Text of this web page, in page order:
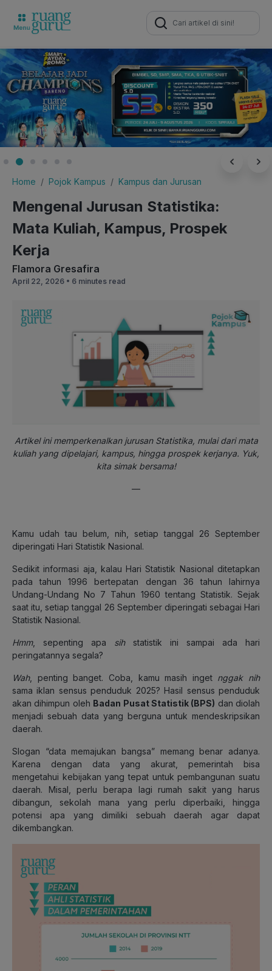
Search
for:
Home Pojok Kampus Kampus dan Jurusan
Mengenal Jurusan Statistika:
Mata Kuliah, Kampus, Prospek
Kerja
Flamora Gresafira
April 22, 2026 • 6 minutes read
Artikel ini memperkenalkan jurusan Statistika, mulai dari mata
kuliah yang dipelajari, kampus, hingga prospek kerjanya. Yuk,
kita simak bersama!
—
Kamu udah tau belum, nih, setiap tanggal 26 September
diperingati Hari Statistik Nasional.
Sedikit informasi aja, kalau Hari Statistik Nasional ditetapkan
pada tahun 1996 bertepatan dengan 36 tahun lahirnya
Undang-Undang No 7 Tahun 1960 tentang Statistik. Sejak
saat itu, setiap tanggal 26 September diperingati sebagai Hari
Statistik Nasional.
Hmm, sepenting apa sihstatistik ini sampai ada hari
peringatannya segala?
Wah, penting banget. Coba, kamu masih inget nggak nih
sama iklan sensus penduduk 2025? Hasil sensus penduduk
akan dihimpun oleh Badan Pusat Statistik (BPS) dan diolah
menjadi sebuah data yang berguna untuk mendeskripsikan
daerah.
Slogan “data memajukan bangsa” memang benar adanya.
Karena dengan data yang akurat, pemerintah bisa
mengetahui kebijakan yang tepat untuk pembangunan suatu
daerah. Misal, perlu berapa lagi rumah sakit yang harus
dibangun, sekolah mana yang perlu diperbaiki, hingga
potensi apa yang dimiliki sebuah daerah agar dapat
dikembangkan.